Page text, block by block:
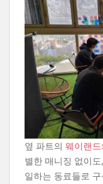
옆 파트의 웨이랜
별한 매니징 없이
일하는 동료들로